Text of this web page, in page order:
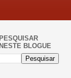
PESQUISAR
NESTE BLOGUE